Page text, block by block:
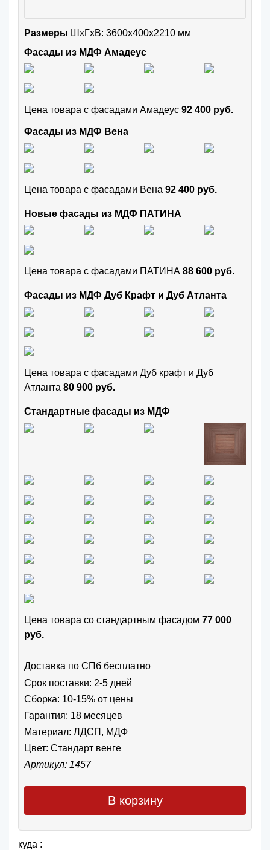
Размеры ШxГхВ: 3600x400x2210 мм
Фасады из МДФ Амадеус
Цена товара с фасадами Амадеус 92 400 руб.
Фасады из МДФ Вена
Цена товара с фасадами Вена 92 400 руб.
Новые фасады из МДФ ПАТИНА
Цена товара с фасадами ПАТИНА 88 600 руб.
Фасады из МДФ Дуб Крафт и Дуб Атланта
Цена товара с фасадами Дуб крафт и Дуб
Атланта 80 900 руб.
Стандартные фасады из МДФ
Цена товара cо стандартным фасадом 77 000
руб.
Доставка по СПб бесплатно
Срок поставки: 2-5 дней
Сборка: 10-15% от цены
Гарантия: 18 месяцев
Материал: ЛДСП, МДФ
Цвет: Стандарт венге
Артикул: 1457
В корзину
куда :